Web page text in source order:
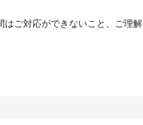
はご対応ができないこと、ご理解